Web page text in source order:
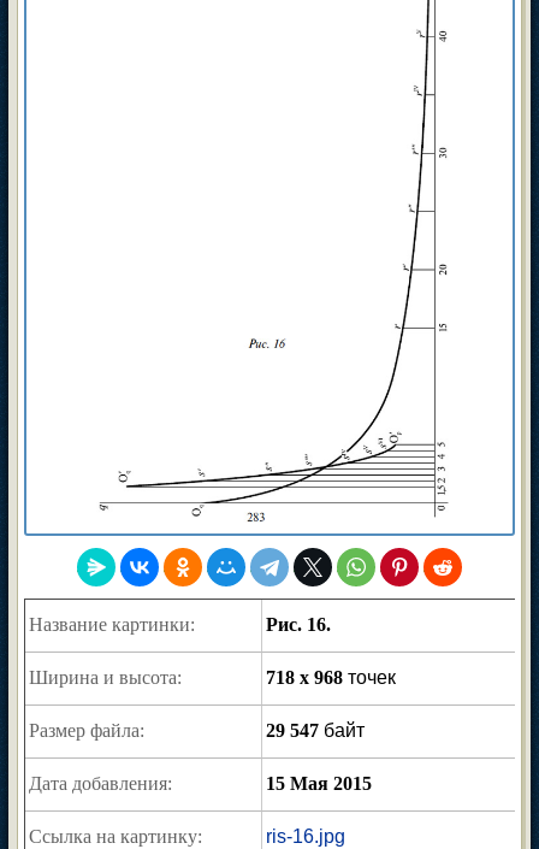
Название картинки: Рис. 16.
Ширина и высота: 718 x 968 точек
Размер файла: 29 547 байт
Дата добавления: 15 Мая 2015
Ссылка на картинку: ris-16.jpg